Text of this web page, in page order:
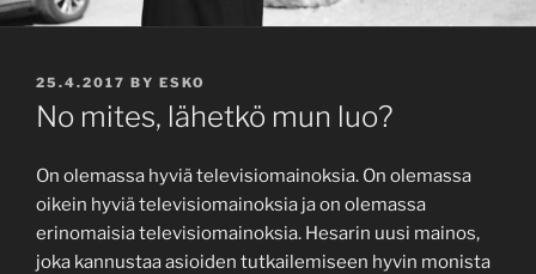
POSTED
ON
25.4.2017 BY ESKO
No mites, lähetkö mun luo?
On olemassa hyviä televisiomainoksia. On olemassa
oikein hyviä televisiomainoksia ja on olemassa
erinomaisia televisiomainoksia. Hesarin uusi mainos,
joka kannustaa asioiden tutkailemiseen hyvin monista